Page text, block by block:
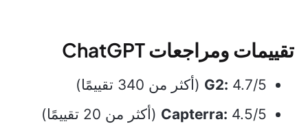
تقييمات ومراجعات ChatGPT
G2: 4.7/5 (أكثر من 340 تقييمًا)
Capterra: 4.5/5 (أكثر من 20 تقييمًا)